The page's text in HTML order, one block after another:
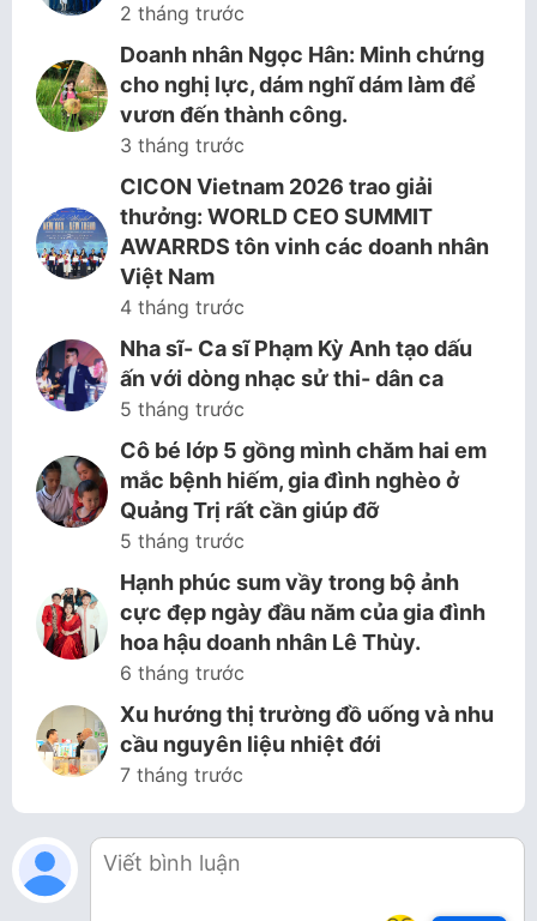
2 tháng trước
Doanh nhân Ngọc Hân: Minh chứng
cho nghị lực, dám nghĩ dám làm để
vươn đến thành công.
3 tháng trước
CICON Vietnam 2026 trao giải
thưởng: WORLD CEO SUMMIT
AWARRDS tôn vinh các doanh nhân
Việt Nam
4 tháng trước
Nha sĩ- Ca sĩ Phạm Kỳ Anh tạo dấu
ấn với dòng nhạc sử thi- dân ca
5 tháng trước
Cô bé lớp 5 gồng mình chăm hai em
mắc bệnh hiếm, gia đình nghèo ở
Quảng Trị rất cần giúp đỡ
5 tháng trước
Hạnh phúc sum vầy trong bộ ảnh
cực đẹp ngày đầu năm của gia đình
hoa hậu doanh nhân Lê Thùy.
6 tháng trước
Xu hướng thị trường đồ uống và nhu
cầu nguyên liệu nhiệt đới
7 tháng trước